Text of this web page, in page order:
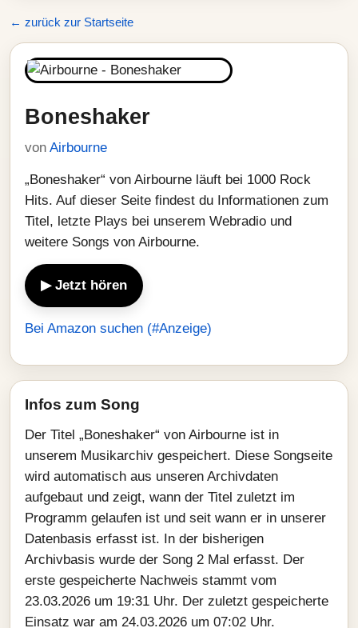
← zurück zur Startseite
Boneshaker
von Airbourne
„Boneshaker“ von Airbourne läuft bei 1000 Rock
Hits. Auf dieser Seite findest du Informationen zum
Titel, letzte Plays bei unserem Webradio und
weitere Songs von Airbourne.
▶ Jetzt hören
Bei Amazon suchen (#Anzeige)
Infos zum Song
Der Titel „Boneshaker“ von Airbourne ist in
unserem Musikarchiv gespeichert. Diese Songseite
wird automatisch aus unseren Archivdaten
aufgebaut und zeigt, wann der Titel zuletzt im
Programm gelaufen ist und seit wann er in unserer
Datenbasis erfasst ist. In der bisherigen
Archivbasis wurde der Song 2 Mal erfasst. Der
erste gespeicherte Nachweis stammt vom
23.03.2026 um 19:31 Uhr. Der zuletzt gespeicherte
Einsatz war am 24.03.2026 um 07:02 Uhr.